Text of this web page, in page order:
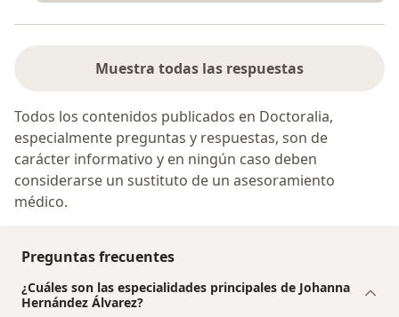
Muestra todas las respuestas
Todos los contenidos publicados en Doctoralia,
especialmente preguntas y respuestas, son de
carácter informativo y en ningún caso deben
considerarse un sustituto de un asesoramiento
médico.
Preguntas frecuentes
¿Cuáles son las especialidades principales de Johanna
Hernández Álvarez?